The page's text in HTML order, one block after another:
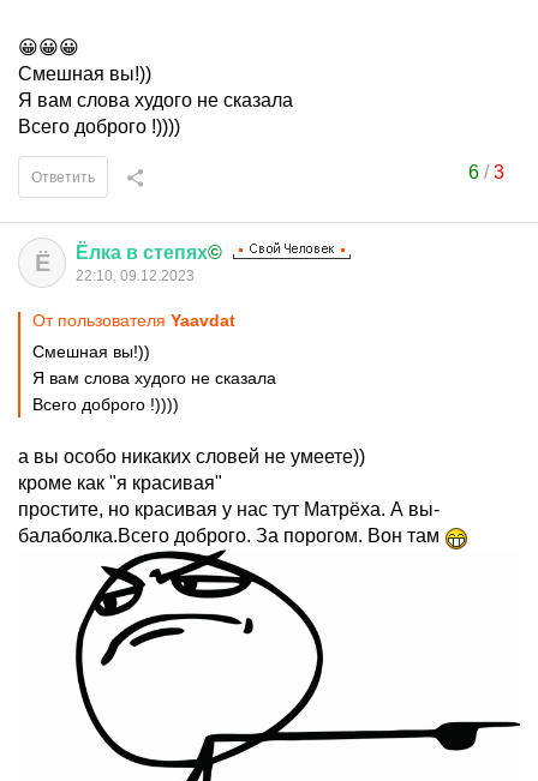
😀😀😀
Смешная вы!))
Я вам слова худого не сказала
Всего доброго !))))
6/3
Ответить
Ё Ёлка в степях©
22:10, 09.12.2023
От пользователя Yaavdat
Смешная вы!))
Я вам слова худого не сказала
Всего доброго !))))
а вы особо никаких словей не умеете))
кроме как "я красивая"
простите, но красивая у нас тут Матрёха. А вы-
балаболка.Всего доброго. За порогом. Вон там